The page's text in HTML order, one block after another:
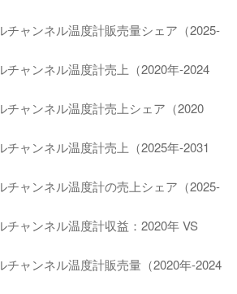
チャンネル温度計販売量シェア（2025-
チャンネル温度計売上（2020年-2024
チャンネル温度計売上シェア（2020
チャンネル温度計売上（2025年-2031
チャンネル温度計の売上シェア（2025-
チャンネル温度計収益：2020年 VS
チャンネル温度計販売量（2020年-2024